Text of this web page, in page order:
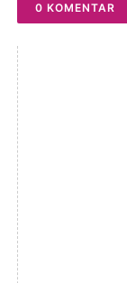
0 KOMENTAR